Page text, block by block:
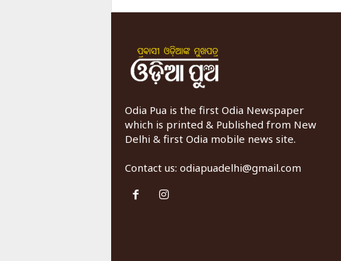
Odia Pua is the first Odia Newspaper
which is printed & Published from New
Delhi & first Odia mobile news site.
Contact us: odiapuadelhi@gmail.com